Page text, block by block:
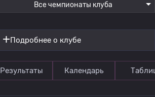
Все чемпионаты клуба
Подробнее о клубе
Результаты Календарь